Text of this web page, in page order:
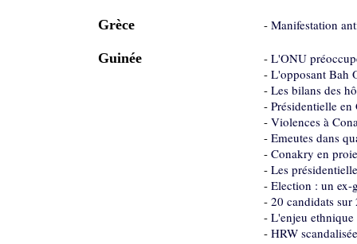
Grèce - Manifestation
Guinée - L'ONU
- L'opposant Bah
- Les bilans des
- Présidentielle
- Violences à
- Emeutes dans
- Conakry en
- Les
- Election : un ex-
- 20 candidats
- L'enjeu
- HRW